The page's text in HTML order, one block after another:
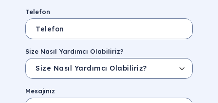
Telefon
Size Nasıl Yardımcı Olabiliriz?
Mesajınız